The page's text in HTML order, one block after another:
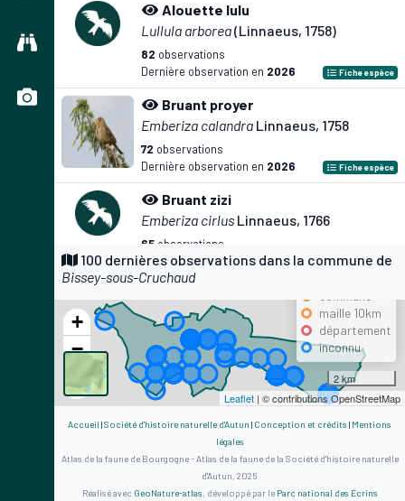
Alouette lulu
Lullula arborea(Linnaeus, 1758)
82 observations
Dernière observation en 2026 Fiche espèce
Bruant proyer
Emberiza calandra Linnaeus, 1758
72 observations
Dernière observation en 2026 Fiche espèce
Bruant zizi
Emberiza cirlus Linnaeus, 1766
65 observations
Dernière observation en2026 Fiche espèce
Phoenicurus ochruros
(S. G. Gmelin, 1774)
observations
Dernière observation en2010 Fiche espèce
Huppe fasciée
Upupa epopsLinnaeus, 1758
Dernière observation en
Mésange charbonnière
100 dernières observations dans la commune de
Bissey-sous-Cruchaud
+
−
Précision
maille 10km
département
inconnu
2 km
Leaflet | © contributions OpenStreetMap
Accueil |Société d'histoire naturelle d'Autun | Conception et crédits | Mentions
légales
Atlas de la faune de Bourgogne - Atlas de la faune de la Société d'histoire naturelle
d'Autun, 2025
Réalisé avec GeoNature-atlas, développé par le Parc national des Écrins